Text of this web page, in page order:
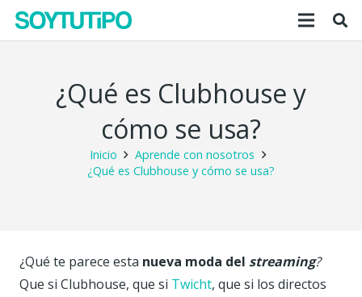
¿Qué es Clubhouse y
cómo se usa?
Inicio
Aprende con nosotros
¿Qué es Clubhouse y cómo se usa?
¿Qué te parece esta nueva moda del streaming?
Que si Clubhouse, que si Twicht, que si los directos